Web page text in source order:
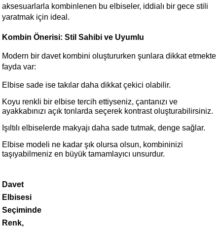
aksesuarlarla kombinlenen bu elbiseler, iddialı bir gece stili
yaratmak için ideal.
Kombin Önerisi: Stil Sahibi ve Uyumlu
Modern bir davet kombini oluştururken şunlara dikkat etmekte
fayda var:
Elbise sade ise takılar daha dikkat çekici olabilir.
Koyu renkli bir elbise tercih ettiyseniz, çantanızı ve
ayakkabınızı açık tonlarda seçerek kontrast oluşturabilirsiniz.
Işıltılı elbiselerde makyajı daha sade tutmak, denge sağlar.
Elbise modeli ne kadar şık olursa olsun, kombininizi
taşıyabilmeniz en büyük tamamlayıcı unsurdur.
Davet
Elbisesi
Seçiminde
Renk,